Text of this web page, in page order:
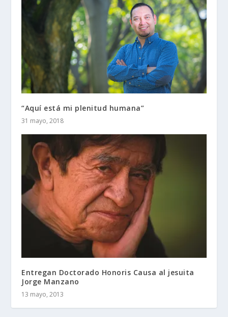
“Aquí está mi plenitud humana”
31 mayo, 2018
Entregan Doctorado Honoris Causa al jesuita
Jorge Manzano
13 mayo, 2013